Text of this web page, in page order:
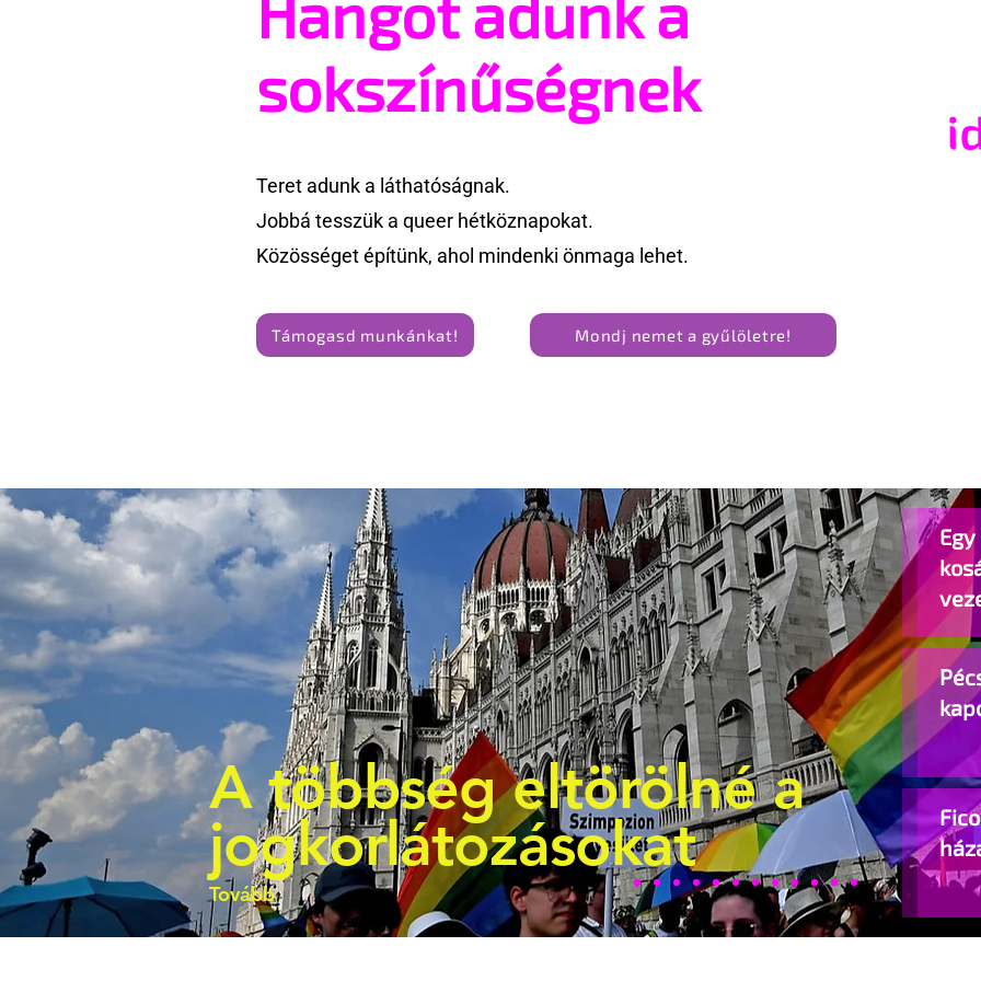
beszél a mellkasi műtétek
Te is részt vehetsz a Pécs
Pride megvalósításában
sokszínűségnek
Teret adunk a láthatóságnak.
Jobbá tesszük a queer hétköznapokat.
Közösséget építünk, ahol mindenki önmaga lehet.
Támogasd munkánkat! Mondj nemet a gyűlöletre!
A többség eltörölné a
jogkorlátozásokat
Tovább